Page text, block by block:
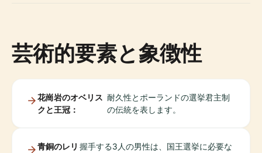
芸術的要素と象徴性
花崗岩のオベリス
クと王冠：
耐久性とポーランドの選挙君主制
の伝統を表します。
青銅のレリ 握手する3人の男性は、国王選挙に必要な